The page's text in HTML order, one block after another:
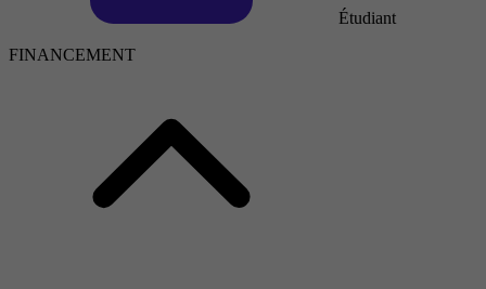
Étudiant
FINANCEMENT